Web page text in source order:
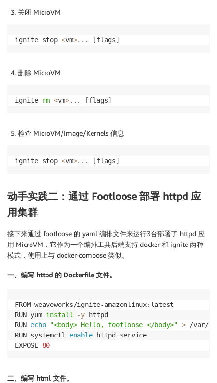
关闭 MicroVM
ignite stop <vm>.. . [flags]
删除 MicroVM
ignite rm <vm>.. . [flags]
检查 MicroVM/Image/Kernels 信息
ignite stop <vm>.. . [flags]
动手实践二：通过 Footloose 部署 httpd 应
用集群
接下来通过 footloose 的 yaml 编排文件来运行3台部署了 httpd 应
用 MicroVM，它作为一个编排工具后端支持 docker 和 ignite 两种
模式，使用上与 docker-compose 类似。
一、编写 httpd 的 Dockerfile 文件。
FROM weaveworks/ignite-amazonlinux:latest
RUN yum install -y httpd
RUN echo "<body> Hello, footloose </body>" > /var/
RUN systemctl enable httpd.service
EXPOSE 80
二、编写 html 文件。